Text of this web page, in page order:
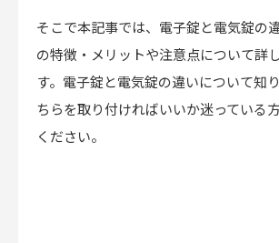
そこで本記事では、電子錠と電気錠の
の特徴・メリットや注意点について詳
す。電子錠と電気錠の違いについて知
ちらを取り付ければいいか迷っている
ください。